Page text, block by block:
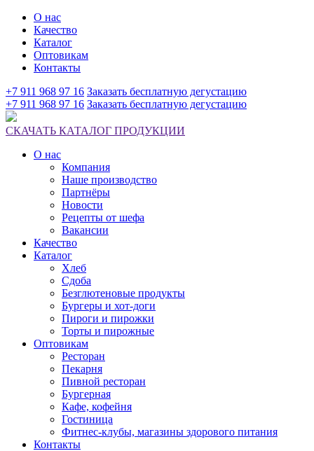
О нас
Качество
Каталог
Оптовикам
Контакты
+7 911 968 97 16 Заказать бесплатную дегустацию
+7 911 968 97 16 Заказать бесплатную дегустацию
СКАЧАТЬ КАТАЛОГ ПРОДУКЦИИ
О нас
Компания
Наше производство
Партнёры
Новости
Рецепты от шефа
Вакансии
Качество
Каталог
Хлеб
Сдоба
Безглютеновые продукты
Бургеры и хот-доги
Пироги и пирожки
Торты и пирожные
Оптовикам
Ресторан
Пекарня
Пивной ресторан
Бургерная
Кафе, кофейня
Гостиница
Фитнес-клубы, магазины здорового питания
Контакты